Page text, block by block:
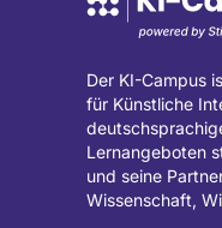
Der KI-Campus
für Künstliche
Lernangeboten
und seine
Wissenschaft,